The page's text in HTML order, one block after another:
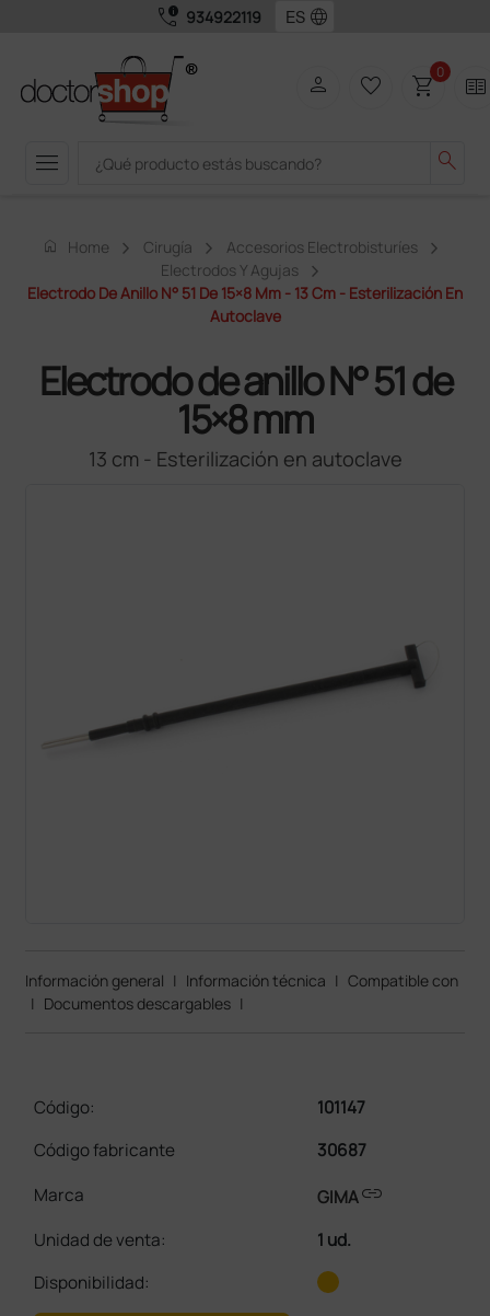
call_quality 934922119 language
menu search
person favorite_border shopping_cart0 two_pager
home Home Cirugía
Accesorios Electrobisturíes
Electrodos Y Agujas
Electrodo De Anillo N° 51 De 15×8 Mm - 13 Cm - Esterilización En
Autoclave
Electrodo de anillo N° 51 de
15×8 mm
13 cm - Esterilización en autoclave
Información general | Información técnica | Compatible con
| Documentos descargables |
Código:
101147
Código fabricante
30687
Marca
GIMAlink
Unidad de venta:
1 ud.
Disponibilidad: